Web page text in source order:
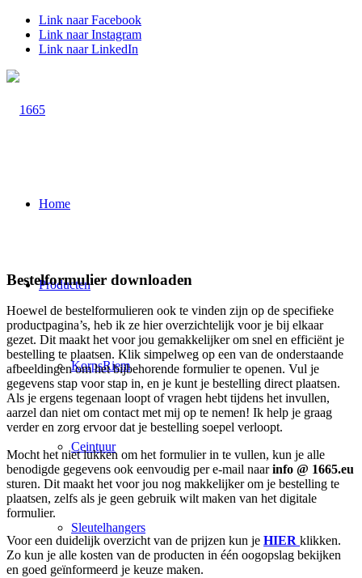
Link naar Facebook
Link naar Instagram
Link naar LinkedIn
Home
Producten
KorpsRiem
Ceintuur
Sleutelhangers
Bestelformulier downloaden
Hoewel de bestelformulieren ook te vinden zijn op de specifieke
productpagina’s, heb ik ze hier overzichtelijk voor je bij elkaar
gezet. Dit maakt het voor jou gemakkelijker om snel en efficiënt je
bestelling te plaatsen. Klik simpelweg op een van de onderstaande
afbeeldingen om het bijbehorende formulier te openen. Vul je
gegevens stap voor stap in, en je kunt je bestelling direct plaatsen.
Als je ergens tegenaan loopt of vragen hebt tijdens het invullen,
aarzel dan niet om contact met mij op te nemen! Ik help je graag
verder en zorg ervoor dat je bestelling soepel verloopt.
Mocht het niet lukken om het formulier in te vullen, kun je alle
benodigde gegevens ook eenvoudig per e-mail naarinfo @ 1665.eu
sturen. Dit maakt het voor jou nog makkelijker om je bestelling te
plaatsen, zelfs als je geen gebruik wilt maken van het digitale
formulier.
Voor een duidelijk overzicht van de prijzen kun je HIER klikken.
Zo kun je alle kosten van de producten in één oogopslag bekijken
en goed geïnformeerd je keuze maken.